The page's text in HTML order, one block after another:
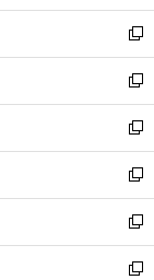
ウ
で
開
く
ン
ド
ウ
で
開
く
ウ
ィ
ン
ド
ウ
で
開
く
し
い
ウ
ィ
ン
ド
ウ
で
開
く
新
し
い
ウ
ィ
ン
ド
ウ
で
開
く
新
し
い
ウ
ィ
ン
ド
ウ
で
新
し
い
ウ
ィ
ン
ド
新
し
い
ウ
ィ
新
し
い
新